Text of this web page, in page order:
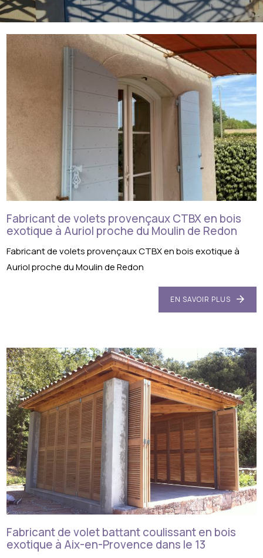
Fabricant de volets provençaux CTBX en bois
exotique à Auriol proche du Moulin de Redon
Fabricant de volets provençaux CTBX en bois exotique à
Auriol proche du Moulin de Redon
EN SAVOIR PLUS
Fabricant de volet battant coulissant en bois
exotique à Aix-en-Provence dans le 13